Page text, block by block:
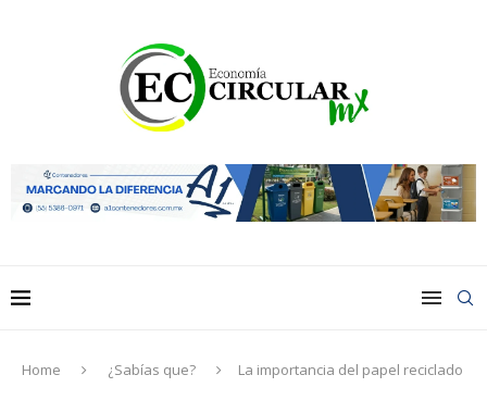
Home ¿Sabías que? La importancia del papel reciclado